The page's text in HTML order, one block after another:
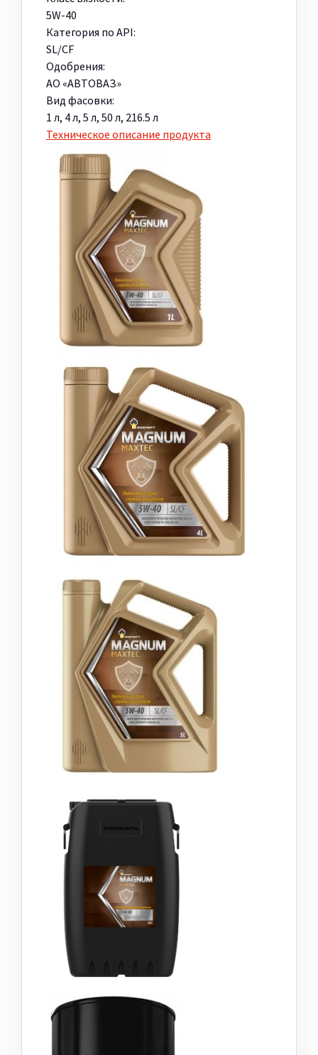
5W-40
Категория по API:
SL/CF
Одобрения:
АО «АВТОВАЗ»
Вид фасовки:
1 л, 4 л, 5 л, 50 л, 216.5 л
Техническое описание продукта